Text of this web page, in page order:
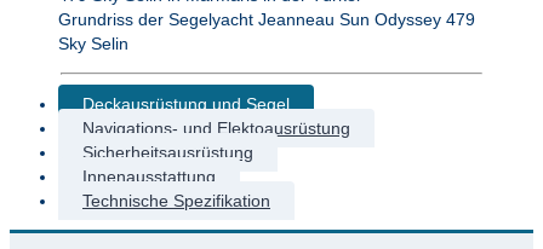
Grundriss der Segelyacht Jeanneau Sun Odyssey 479
Sky Selin
Deckausrüstung und Segel
Navigations- und Elektoausrüstung
Sicherheitsausrüstung
Innenausstattung
Technische Spezifikation